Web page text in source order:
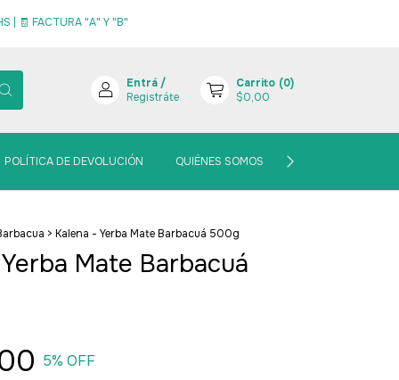
| 🧾 FACTURA "A" Y "B"
Entrá /
Registráte
Carrito (0)
$0,00
POLÍTICA DE DEVOLUCIÓN QUIÉNES SOMOS
> Kalena - Yerba Mate Barbacuá 500g
Mate Barbacuá
5% OFF